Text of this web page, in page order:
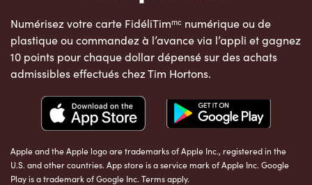
Numérisez votre carte FidéliTimᵐᶜ numérique ou de
plastique ou commandez à l’avance via l’appli et gagnez
10 points pour chaque dollar dépensé sur des achats
admissibles effectués chez Tim Hortons.
Apple and the Apple logo are trademarks of Apple Inc., registered in the
U.S. and other countries. App store is a service mark of Apple Inc. Google
Play is a trademark of Google Inc. Terms apply.